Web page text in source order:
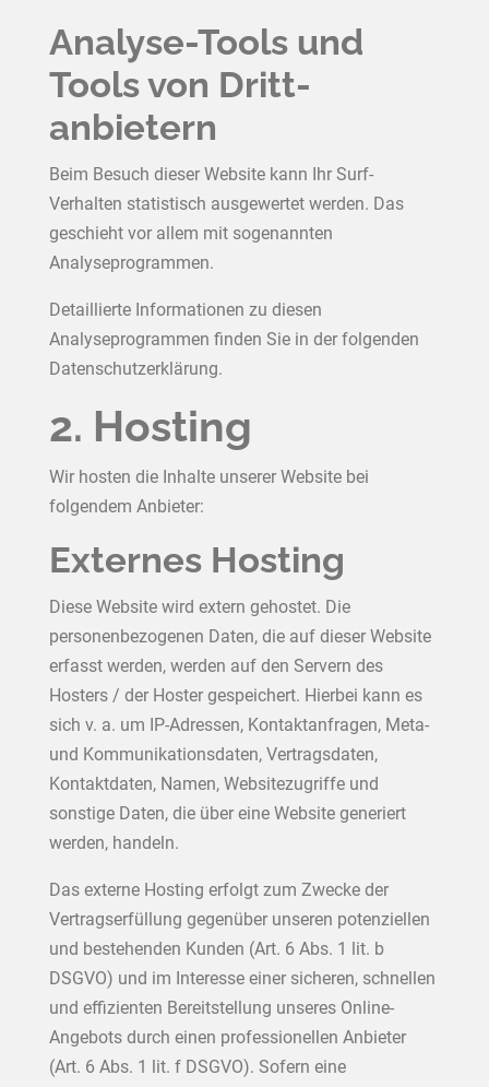
Analyse-Tools und
Tools von Dritt­
anbietern
Beim Besuch dieser Website kann Ihr Surf-
Verhalten statistisch ausgewertet werden. Das
geschieht vor allem mit sogenannten
Analyseprogrammen.
Detaillierte Informationen zu diesen
Analyseprogrammen finden Sie in der folgenden
Datenschutzerklärung.
2. Hosting
Wir hosten die Inhalte unserer Website bei
folgendem Anbieter:
Externes Hosting
Diese Website wird extern gehostet. Die
personenbezogenen Daten, die auf dieser Website
erfasst werden, werden auf den Servern des
Hosters / der Hoster gespeichert. Hierbei kann es
sich v. a. um IP-Adressen, Kontaktanfragen, Meta-
und Kommunikationsdaten, Vertragsdaten,
Kontaktdaten, Namen, Websitezugriffe und
sonstige Daten, die über eine Website generiert
werden, handeln.
Das externe Hosting erfolgt zum Zwecke der
Vertragserfüllung gegenüber unseren potenziellen
und bestehenden Kunden (Art. 6 Abs. 1 lit. b
DSGVO) und im Interesse einer sicheren, schnellen
und effizienten Bereitstellung unseres Online-
Angebots durch einen professionellen Anbieter
(Art. 6 Abs. 1 lit. f DSGVO). Sofern eine